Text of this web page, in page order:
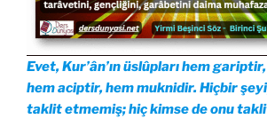
Evet, Kur’ân’ın üslûpları hem
hem aciptir, hem muknidir. Hiçbir
taklit etmemiş; hiç kimse de onu